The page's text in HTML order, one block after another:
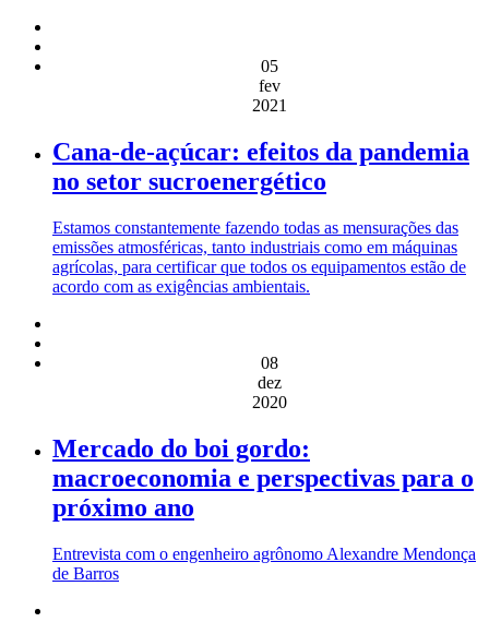
05
fev
2021
Cana-de-açúcar: efeitos da pandemia
no setor sucroenergético
Estamos constantemente fazendo todas as mensurações das
emissões atmosféricas, tanto industriais como em máquinas
agrícolas, para certificar que todos os equipamentos estão de
acordo com as exigências ambientais.
08
dez
2020
Mercado do boi gordo:
macroeconomia e perspectivas para o
próximo ano
Entrevista com o engenheiro agrônomo Alexandre Mendonça
de Barros